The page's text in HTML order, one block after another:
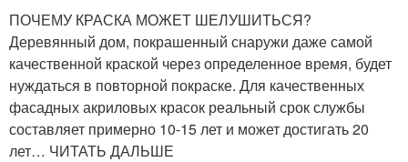
ПОЧЕМУ КРАСКА МОЖЕТ ШЕЛУШИТЬСЯ?
Деревянный дом, покрашенный снаружи даже самой
качественной краской через определенное время, будет
нуждаться в повторной покраске. Для качественных
фасадных акриловых красок реальный срок службы
составляет примерно 10-15 лет и может достигать 20
лет… ЧИТАТЬ ДАЛЬШЕ